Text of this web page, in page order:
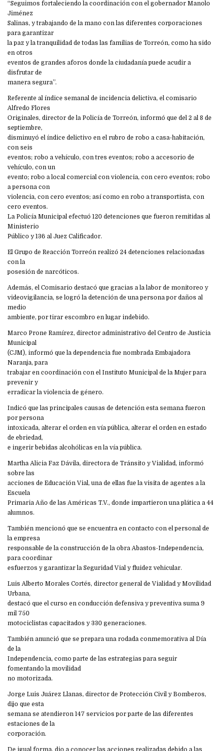
“Seguimos fortaleciendo la coordinación con el gobernador Manolo
Jiménez
Salinas, y trabajando de la mano con las diferentes corporaciones
para garantizar
la paz y la tranquilidad de todas las familias de Torreón, como ha sido
en otros
eventos de grandes aforos donde la ciudadanía puede acudir a
disfrutar de
manera segura”.
Referente al índice semanal de incidencia delictiva, el comisario
Alfredo Flores
Originales, director de la Policía de Torreón, informó que del 2 al 8 de
septiembre,
disminuyó el índice delictivo en el rubro de robo a casa-habitación,
con seis
eventos; robo a vehículo, con tres eventos; robo a accesorio de
vehículo, con un
evento; robo a local comercial con violencia, con cero eventos; robo
a persona con
violencia, con cero eventos; así como en robo a transportista, con
cero eventos.
La Policía Municipal efectuó 120 detenciones que fueron remitidas al
Ministerio
Público y 136 al Juez Calificador.
El Grupo de Reacción Torreón realizó 24 detenciones relacionadas
con la
posesión de narcóticos.
Además, el Comisario destacó que gracias a la labor de monitoreo y
videovigilancia, se logró la detención de una persona por daños al
medio
ambiente, por tirar escombro en lugar indebido.
Marco Prone Ramírez, director administrativo del Centro de Justicia
Municipal
(CJM), informó que la dependencia fue nombrada Embajadora
Naranja, para
trabajar en coordinación con el Instituto Municipal de la Mujer para
prevenir y
erradicar la violencia de género.
Indicó que las principales causas de detención esta semana fueron
por persona
intoxicada, alterar el orden en vía pública, alterar el orden en estado
de ebriedad,
e ingerir bebidas alcohólicas en la vía pública.
Martha Alicia Faz Dávila, directora de Tránsito y Vialidad, informó
sobre las
acciones de Educación Vial, una de ellas fue la visita de agentes a la
Escuela
Primaria Año de las Américas T.V., donde impartieron una plática a 44
alumnos.
También mencionó que se encuentra en contacto con el personal de
la empresa
responsable de la construcción de la obra Abastos-Independencia,
para coordinar
esfuerzos y garantizar la Seguridad Vial y fluidez vehicular.
Luis Alberto Morales Cortés, director general de Vialidad y Movilidad
Urbana,
destacó que el curso en conducción defensiva y preventiva suma 9
mil 750
motociclistas capacitados y 330 generaciones.
También anunció que se prepara una rodada conmemorativa al Día
de la
Independencia, como parte de las estrategias para seguir
fomentando la movilidad
no motorizada.
Jorge Luis Juárez Llanas, director de Protección Civil y Bomberos,
dijo que esta
semana se atendieron 147 servicios por parte de las diferentes
estaciones de la
corporación.
De igual forma, dio a conocer las acciones realizadas debido a las